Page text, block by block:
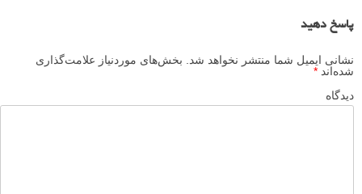
پاسخ دهید
نشانی ایمیل شما منتشر نخواهد شد. بخش‌های موردنیاز علامت‌گذاری
شده‌اند *
دیدگاه